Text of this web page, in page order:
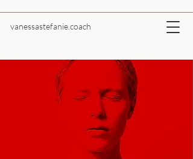
vanessastefanie.coach